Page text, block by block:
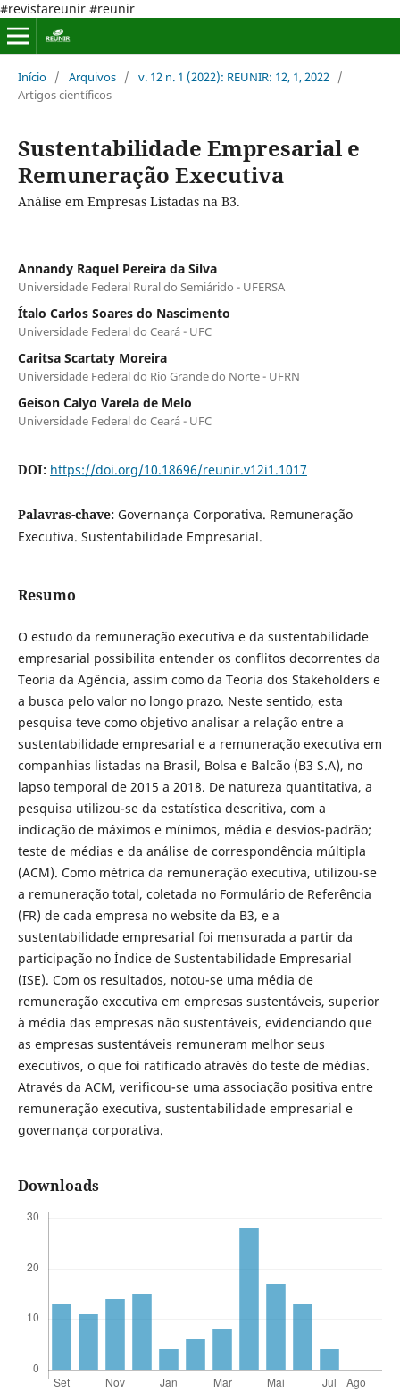
#revistareunir #reunir
Início / Arquivos / v. 12 n. 1 (2022): REUNIR: 12, 1, 2022 /
Artigos científicos
Sustentabilidade Empresarial e
Remuneração Executiva
Análise em Empresas Listadas na B3.
Annandy Raquel Pereira da Silva
Universidade Federal Rural do Semiárido - UFERSA
Ítalo Carlos Soares do Nascimento
Universidade Federal do Ceará - UFC
Caritsa Scartaty Moreira
Universidade Federal do Rio Grande do Norte - UFRN
Geison Calyo Varela de Melo
Universidade Federal do Ceará - UFC
DOI: https://doi.org/10.18696/reunir.v12i1.1017
Palavras-chave: Governança Corporativa. Remuneração
Executiva. Sustentabilidade Empresarial.
Resumo
O estudo da remuneração executiva e da sustentabilidade
empresarial possibilita entender os conflitos decorrentes da
Teoria da Agência, assim como da Teoria dos Stakeholders e
a busca pelo valor no longo prazo. Neste sentido, esta
pesquisa teve como objetivo analisar a relação entre a
sustentabilidade empresarial e a remuneração executiva em
companhias listadas na Brasil, Bolsa e Balcão (B3 S.A), no
lapso temporal de 2015 a 2018. De natureza quantitativa, a
pesquisa utilizou-se da estatística descritiva, com a
indicação de máximos e mínimos, média e desvios-padrão;
teste de médias e da análise de correspondência múltipla
(ACM). Como métrica da remuneração executiva, utilizou-se
a remuneração total, coletada no Formulário de Referência
(FR) de cada empresa no website da B3, e a
sustentabilidade empresarial foi mensurada a partir da
participação no Índice de Sustentabilidade Empresarial
(ISE). Com os resultados, notou-se uma média de
remuneração executiva em empresas sustentáveis, superior
à média das empresas não sustentáveis, evidenciando que
as empresas sustentáveis remuneram melhor seus
executivos, o que foi ratificado através do teste de médias.
Através da ACM, verificou-se uma associação positiva entre
remuneração executiva, sustentabilidade empresarial e
governança corporativa.
Downloads